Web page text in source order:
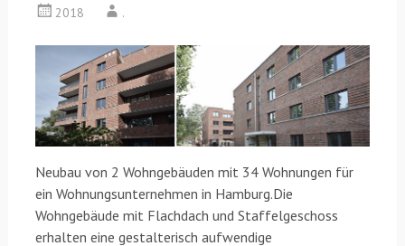
2018 .
Neubau von 2 Wohngebäuden mit 34 Wohnungen für
ein Wohnungsunternehmen in Hamburg.Die
Wohngebäude mit Flachdach und Staffelgeschoss
erhalten eine gestalterisch aufwendige